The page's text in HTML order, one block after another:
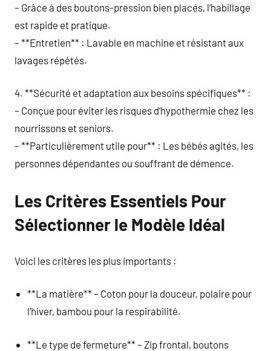
– Grâce à des boutons-pression bien placés, l’habillage
est rapide et pratique.
– **Entretien** : Lavable en machine et résistant aux
lavages répétés.
4. **Sécurité et adaptation aux besoins spécifiques** :
– Conçue pour éviter les risques d’hypothermie chez les
nourrissons et seniors.
– **Particulièrement utile pour** : Les bébés agités, les
personnes dépendantes ou souffrant de démence.
Les Critères Essentiels Pour
Sélectionner le Modèle Idéal
Voici les critères les plus importants :
**La matière** – Coton pour la douceur, polaire pour
l’hiver, bambou pour la respirabilité.
**Le type de fermeture** – Zip frontal, boutons